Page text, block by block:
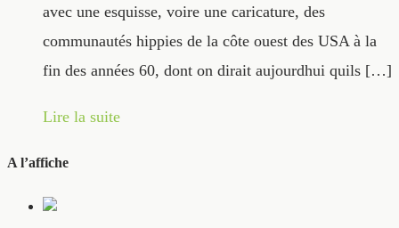
avec une esquisse, voire une caricature, des
communautés hippies de la côte ouest des USA à la
fin des années 60, dont on dirait aujourdhui quils […]
Lire la suite
A l’affiche